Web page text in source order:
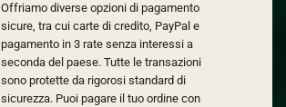
Offriamo diverse opzioni di pagamento
sicure, tra cui carte di credito, PayPal e
pagamento in 3 rate senza interessi a
seconda del paese. Tutte le transazioni
sono protette da rigorosi standard di
sicurezza. Puoi pagare il tuo ordine con